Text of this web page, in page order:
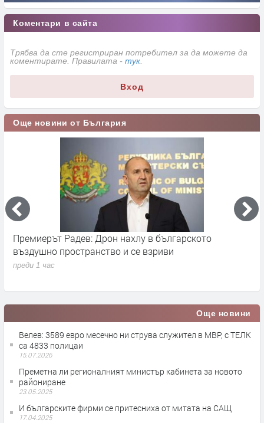
Коментари в сайта
Трябва да сте регистриран потребител за да можете да
коментирате. Правилата - тук
Вход
Още новини от България
Премиерът Радев: Дрон нахлу в българското
въздушно пространство и се взриви
преди 1 час
Още новини
Велев: 3589 евро месечно ни струва служител в МВР, с ТЕЛК
са 4833 полицаи
15.07.2026
Преметна ли регионалният министър кабинета за новото
райониране
23.05.2025
И българските фирми се притесниха от митата на САЩ
17.04.2025